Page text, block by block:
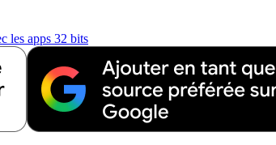
les apps 32 bits